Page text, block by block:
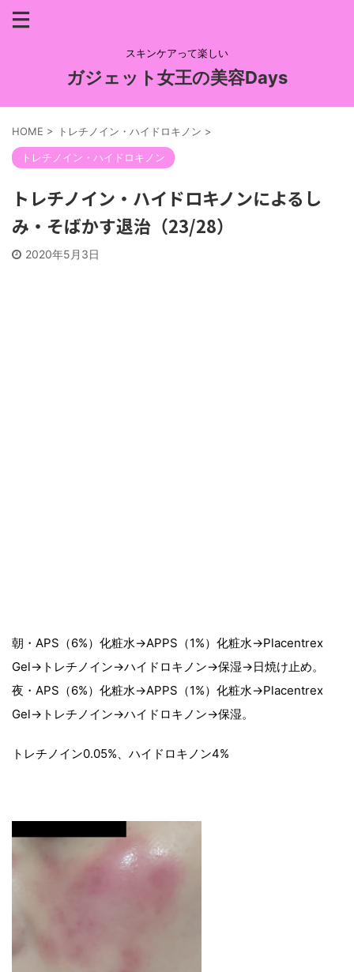
スキンケアって楽しい
ガジェット女王の美容Days
HOME > トレチノイン・ハイドロキノン >
トレチノイン・ハイドロキノン
トレチノイン・ハイドロキノンによるし
み・そばかす退治（23/28）
2020年5月3日
朝・APS（6%）化粧水→APPS（1%）化粧水→Placentrex
Gel→トレチノイン→ハイドロキノン→保湿→日焼け止め。
夜・APS（6%）化粧水→APPS（1%）化粧水→Placentrex
Gel→トレチノイン→ハイドロキノン→保湿。
トレチノイン0.05%、ハイドロキノン4%